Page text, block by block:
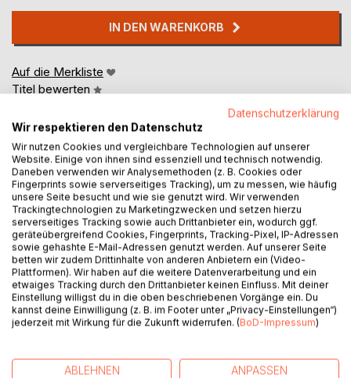
IN DEN WARENKORB
Auf die Merkliste
Titel bewerten
BESCHREIBUNG
Auf der Grundlage von D'Artagnans Erinnerungen (frz. Les
Mémoires de d'Artagnan), einer Biographie, die von Gatien
de Courtilz de Sandras um 1700 verfasst wurde, schrieb
Alexandre Dumas, der Ältere den Roman 'Die drei
Musketiere' als ersten Teil seiner Trilogie über d'Artagnan
Datenschutzerklärung
Wir respektieren den Datenschutz
Wir nutzen Cookies und vergleichbare Technologien auf unserer
Website. Einige von ihnen sind essenziell und technisch notwendig.
Daneben verwenden wir Analysemethoden (z. B. Cookies oder
Fingerprints sowie serverseitiges Tracking), um zu messen, wie häufig
unsere Seite besucht und wie sie genutzt wird. Wir verwenden
Trackingtechnologien zu Marketingzwecken und setzen hierzu
serverseitiges Tracking sowie auch Drittanbieter ein, wodurch ggf.
geräteübergreifend Cookies, Fingerprints, Tracking-Pixel, IP-Adressen
sowie gehashte E-Mail-Adressen genutzt werden. Auf unserer Seite
betten wir zudem Drittinhalte von anderen Anbietern ein (Video-
Plattformen). Wir haben auf die weitere Datenverarbeitung und ein
etwaiges Tracking durch den Drittanbieter keinen Einfluss. Mit deiner
Einstellung willigst du in die oben beschriebenen Vorgänge ein. Du
kannst deine Einwilligung (z. B. im Footer unter „Privacy-Einstellungen“)
jederzeit mit Wirkung für die Zukunft widerrufen. (BoD-Impressum)
ABLEHNEN ANPASSEN